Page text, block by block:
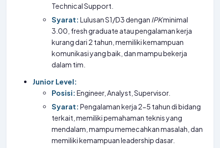
Technical Support.
Syarat: Lulusan S1/D3 dengan IPKminimal
3.00, fresh graduate atau pengalaman kerja
kurang dari 2 tahun, memiliki kemampuan
komunikasi yang baik, dan mampu bekerja
dalam tim.
Junior Level:
Posisi: Engineer, Analyst, Supervisor.
Syarat: Pengalaman kerja 2-5 tahun di bidang
terkait, memiliki pemahaman teknis yang
mendalam, mampu memecahkan masalah, dan
memiliki kemampuan leadership dasar.